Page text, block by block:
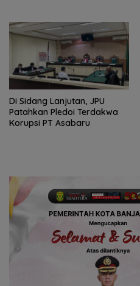
Di Sidang Lanjutan, JPU
Patahkan Pledoi Terdakwa
Korupsi PT Asabaru